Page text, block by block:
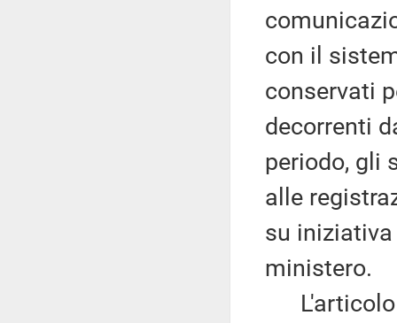
con il
conservati
decorrenti
periodo, gli
alle
su
ministero.
L'articolo